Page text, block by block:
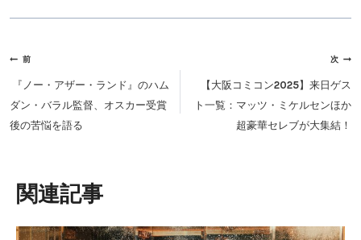
投
稿
ナ
ビ
シ
ョ
ン
前
『ノー・アザー・ランド』のハム
ダン・バラル監督、オスカー受賞
後の苦悩を語る
次
【大阪コミコン2025】来日ゲス
ト一覧：マッツ・ミケルセンほか
超豪華セレブが大集結！
類似投稿